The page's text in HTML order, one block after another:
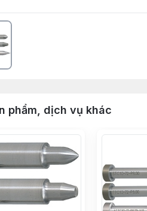
phẩm, dịch vụ khác